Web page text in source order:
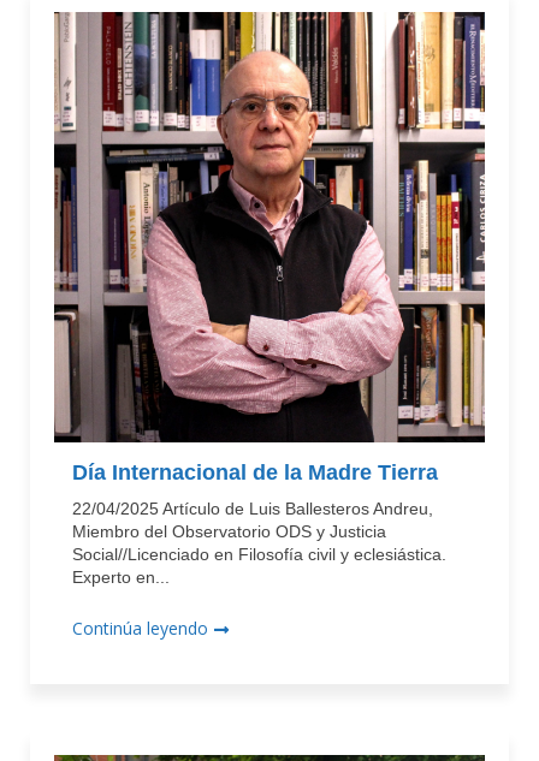
Día Internacional de la Madre Tierra
22/04/2025 Artículo de Luis Ballesteros Andreu,
Miembro del Observatorio ODS y Justicia
Social//Licenciado en Filosofía civil y eclesiástica.
Experto en...
Continúa leyendo